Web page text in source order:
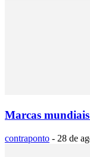
Marcas
contraponto - 28 de